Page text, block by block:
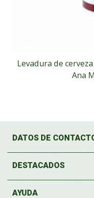
Levadura de
Ana
DATOS DE
DESTACADOS
AYUDA